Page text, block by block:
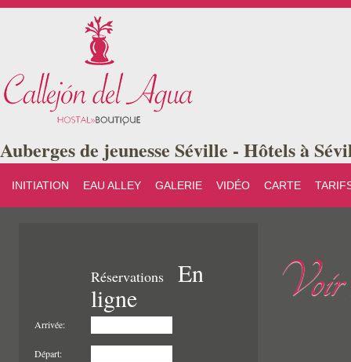
Auberges de jeunesse Séville - Hôtels à
INITIATION EAU ALLEY GALERIE VIDÉO CARTE
Réservations
En
ligne
Arrivée:
Départ:
Voir